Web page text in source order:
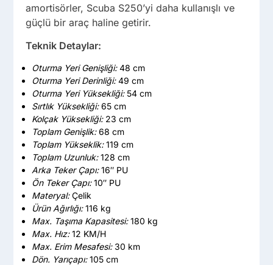
amortisörler, Scuba S250’yi daha kullanışlı ve
güçlü bir araç haline getirir.
Teknik Detaylar:
Oturma Yeri Genişliği:48 cm
Oturma Yeri Derinliği:49 cm
Oturma Yeri Yüksekliği:54 cm
Sırtlık Yüksekliği:65 cm
Kolçak Yüksekliği:23 cm
Toplam Genişlik:68 cm
Toplam Yükseklik:119 cm
Toplam Uzunluk:128 cm
Arka Teker Çapı:16″ PU
Ön Teker Çapı:10″ PU
Materyal:Çelik
Ürün Ağırlığı:116 kg
Max. Taşıma Kapasitesi:180 kg
Max. Hız:12 KM/H
Max. Erim Mesafesi:30 km
Dön. Yarıçapı:105 cm